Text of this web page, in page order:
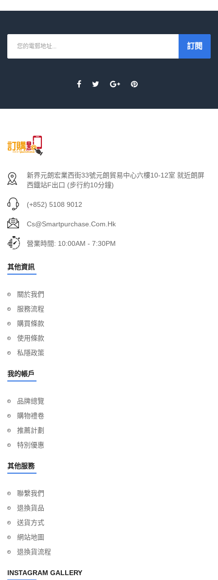
訂閱
新界元朗宏業西街33號元朗貿易中心六樓10-12室 就近朗屏
西鐡站F出口 (步行約10分鐘)
(+852) 5108 9012
Cs@smartpurchase.com.hk
營業時間: 10:00AM - 7:30PM
其他資訊
關於我們
服務流程
購買條款
使用條款
私隱政策
我的帳戶
品牌總覽
購物禮卷
推薦計劃
特別優惠
其他服務
聯繫我們
退換貨品
送貨方式
網站地圖
退換貨流程
INSTAGRAM GALLERY